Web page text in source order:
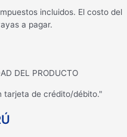
incluidos. El costo del
a pagar.
DEL PRODUCTO
tarjeta de crédito/débito."